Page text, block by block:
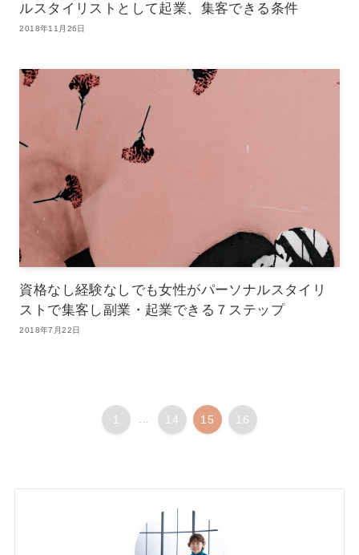
ルスタイリストとして起業、集客できる条件
2018年11月26日
資格なし経験なしでも女性がパーソナルスタイリ
ストで集客し副業・起業できる７ステップ
2018年7月22日
1 14 15 16